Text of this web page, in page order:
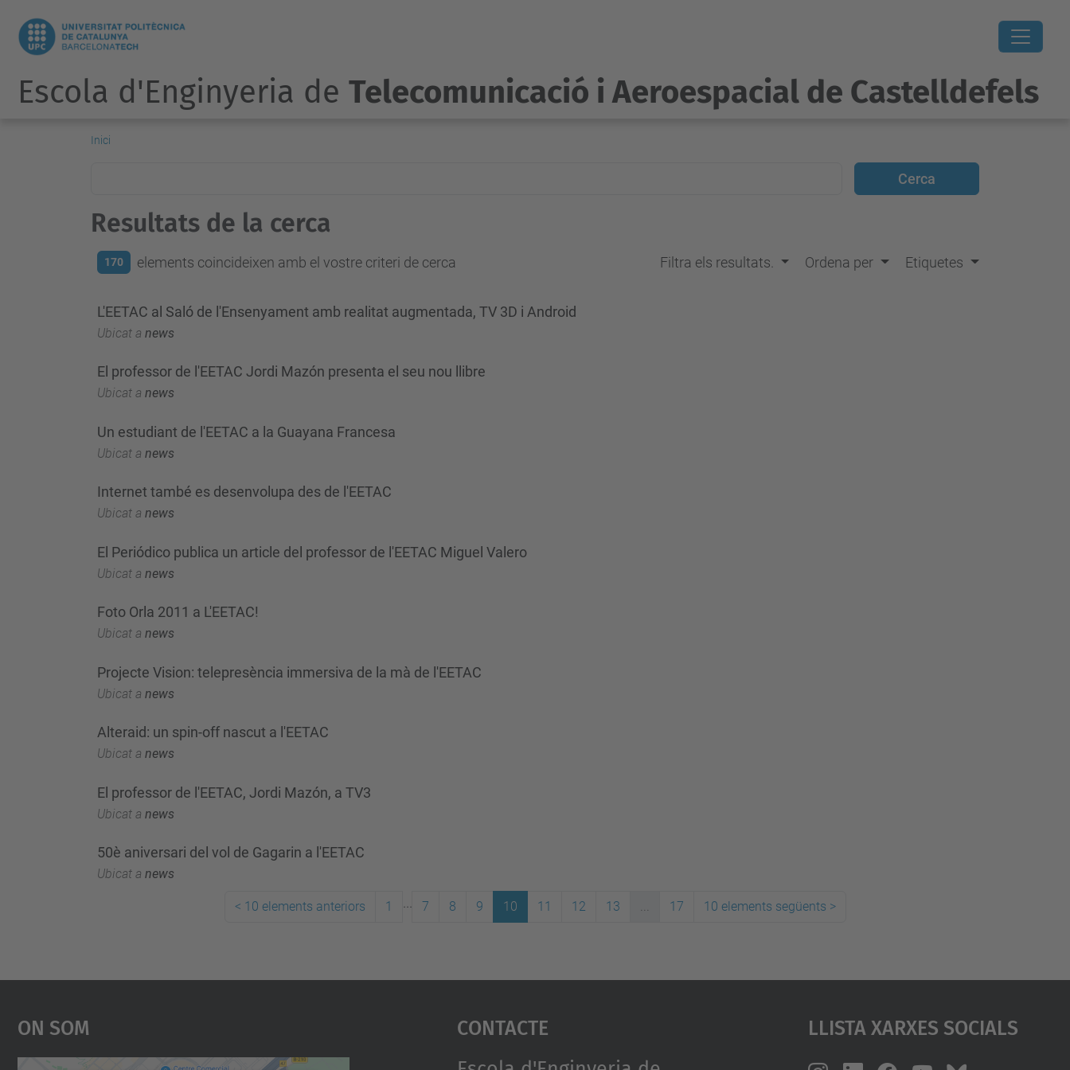
Escola d'Enginyeria de Telecomunicació i Aeroespacial de Castelldefels
Inici
Resultats de la cerca
170 elements coincideixen amb el vostre criteri de cerca Filtra els resultats. Ordena per Etiquetes
L'EETAC al Saló de l'Ensenyament amb realitat augmentada, TV 3D i Android
Ubicat a news
El professor de l'EETAC Jordi Mazón presenta el seu nou llibre
Ubicat a news
Un estudiant de l'EETAC a la Guayana Francesa
Ubicat a news
Internet també es desenvolupa des de l'EETAC
Ubicat a news
El Periódico publica un article del professor de l'EETAC Miguel Valero
Ubicat a news
Foto Orla 2011 a L'EETAC!
Ubicat a news
Projecte Vision: telepresència immersiva de la mà de l'EETAC
Ubicat a news
Alteraid: un spin-off nascut a l'EETAC
Ubicat a news
El professor de l'EETAC, Jordi Mazón, a TV3
Ubicat a news
50è aniversari del vol de Gagarin a l'EETAC
Ubicat a news
< 10 elements anteriors 1 7 8 9 10 11 12 13 ... 17 10 elements següents >
On Som Contacte Llista Xarxes Socials